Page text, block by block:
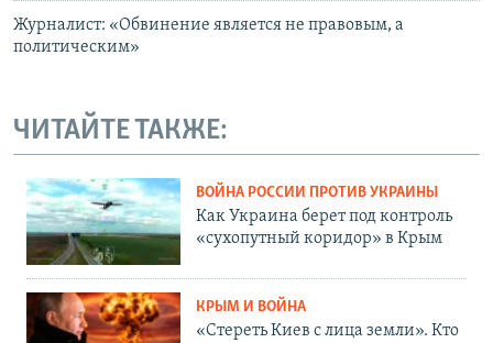
Журналист: «Обвинение является не правовым, а
политическим»
ЧИТАЙТЕ ТАКЖЕ:
ВОЙНА РОССИИ ПРОТИВ УКРАИНЫ
Как Украина берет под контроль
«сухопутный коридор» в Крым
КРЫМ И ВОЙНА
«Стереть Киев с лица земли». Кто